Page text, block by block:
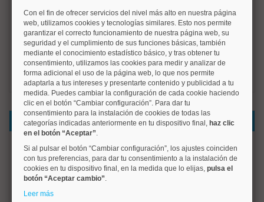
Amueblado:
Amueblado
c/e:
No disponible
Datos del inmueble
Preciosa vivienda en la Calle Serrano Galvache, número
32-34, 4º piso
Superficie de 120 metros cuadrados. Excelentes vistas y
calidades de lujo. Suelo de madera noble y salón comedor
con mármol beis.
Con el fin de ofrecer servicios del nivel más alto en nuestra página
web, utilizamos cookies y tecnologías similares. Esto nos permite
garantizar el correcto funcionamiento de nuestra página web, su
seguridad y el cumplimiento de sus funciones básicas, también
mediante el conocimiento estadístico básico, y tras obtener tu
consentimiento, utilizamos las cookies para medir y analizar de
forma adicional el uso de la página web, lo que nos permite
adaptarla a tus intereses y presentarte contenido y publicidad a tu
medida. Puedes cambiar la configuración de cada cookie haciendo
clic en el botón “Cambiar configuración”. Para dar tu
consentimiento para la instalación de cookies de todas las
categorías indicadas anteriormente en tu dispositivo final, haz clic
en el botón “Aceptar”.
Si al pulsar el botón “Cambiar configuración”, los ajustes coinciden
con tus preferencias, para dar tu consentimiento a la instalación de
cookies en tu dispositivo final, en la medida que lo elijas, pulsa el
botón “Aceptar cambio”.
Leer más